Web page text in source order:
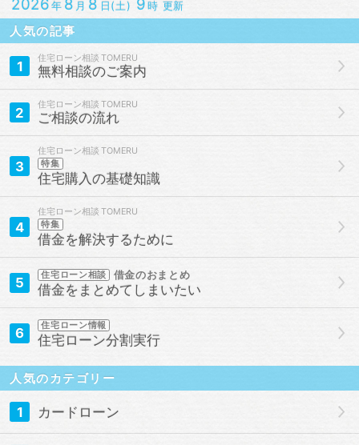
2026 年 8 月 8 日(土) 9 時 更新
人気の記事
1 住宅ローン相談
無料相談のご案内
2 住宅ローン相談
ご相談の流れ
3
住宅ローン相談
特集
住宅購入の基礎知識
4
住宅ローン相談
特集
借金を解決するために
5 住宅ローン相談 借金のおまとめ
借金をまとめてしまいたい
6 住宅ローン情報
住宅ローン分割実行
人気のカテゴリー
1 カードローン